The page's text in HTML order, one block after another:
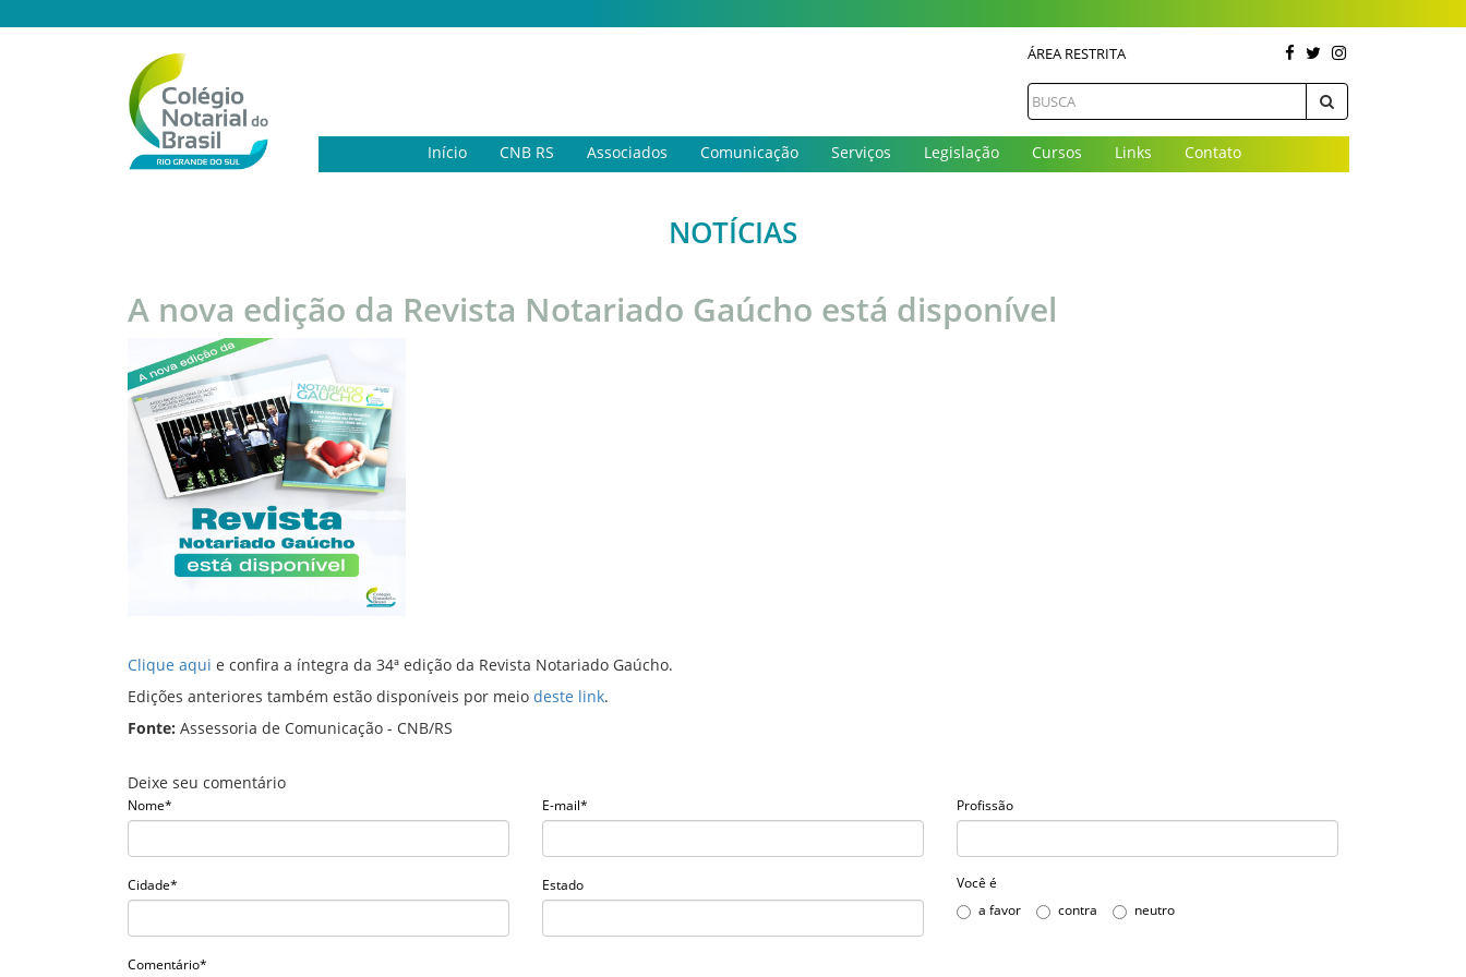
ÁREA RESTRITA
Início CNB RS Associados Comunicação Serviços Legislação Cursos Links Contato
NOTÍCIAS
A nova edição da Revista Notariado Gaúcho está disponível
Clique aqui e confira a íntegra da 34ª edição da Revista Notariado Gaúcho.
Edições anteriores também estão disponíveis por meio deste link.
Fonte: Assessoria de Comunicação - CNB/RS
Deixe seu comentário
Nome* E-mail* Profissão
Cidade* Estado
Você é
a favor
contra neutro
Comentário*